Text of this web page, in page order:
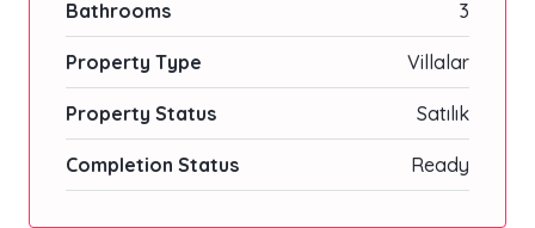
Bathrooms 3
Property Type Villalar
Property Status Satılık
Completion Status Ready